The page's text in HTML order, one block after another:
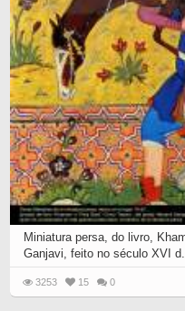
Miniatura persa, do livro,
Ganjavi, feito no século XVI
3253 15 0